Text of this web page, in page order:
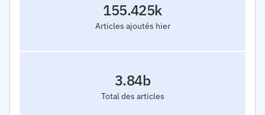
Articles ajoutés hier
155.425k
Total des articles
3.84b